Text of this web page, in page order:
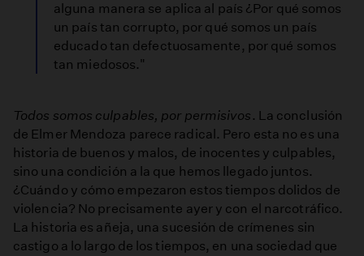
alguna manera se aplica al país ¿Por qué somos
un país tan corrupto, por qué somos un país
educado tan defectuosamente, por qué somos
tan miedosos."
Todos somos culpables, por permisivos . La conclusión
de Elmer Mendoza parece radical. Pero esta no es una
historia de buenos y malos, de inocentes y culpables,
sino una condición a la que hemos llegado juntos.
¿Cuándo y cómo empezaron estos tiempos dolidos de
violencia? No precisamente ayer y con el narcotráfico.
La historia es añeja, una sucesión de crímenes sin
castigo a lo largo de los tiempos, en una sociedad que